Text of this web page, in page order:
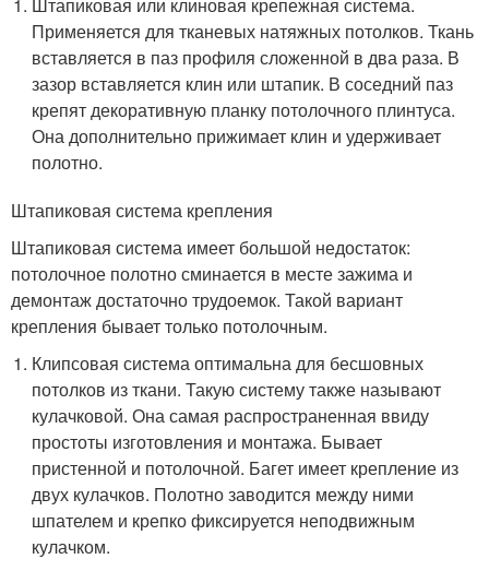
Применяется для тканевых натяжных потолков. Ткань
вставляется в паз профиля сложенной в два раза. В
зазор вставляется клин или штапик. В соседний паз
крепят декоративную планку потолочного плинтуса.
Она дополнительно прижимает клин и удерживает
полотно.
Штапиковая система крепления
Штапиковая система имеет большой недостаток:
потолочное полотно сминается в месте зажима и
демонтаж достаточно трудоемок. Такой вариант
крепления бывает только потолочным.
Клипсовая система оптимальна для бесшовных
потолков из ткани. Такую систему также называют
кулачковой. Она самая распространенная ввиду
простоты изготовления и монтажа. Бывает
пристенной и потолочной. Багет имеет крепление из
двух кулачков. Полотно заводится между ними
шпателем и крепко фиксируется неподвижным
кулачком.